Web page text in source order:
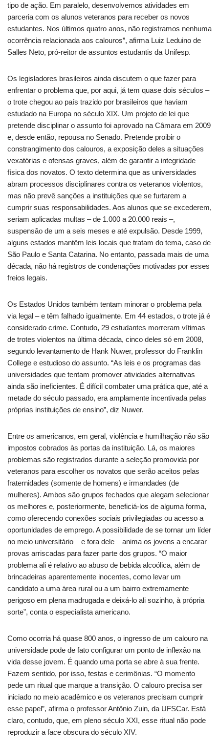
tipo de ação. Em paralelo, desenvolvemos atividades em
parceria com os alunos veteranos para receber os novos
estudantes. Nos últimos quatro anos, não registramos nenhuma
ocorrência relacionada aos calouros”, afirma Luiz Leduino de
Salles Neto, pró-reitor de assuntos estudantis da Unifesp.
Os legisladores brasileiros ainda discutem o que fazer para
enfrentar o problema que, por aqui, já tem quase dois séculos –
o trote chegou ao país trazido por brasileiros que haviam
estudado na Europa no século XIX. Um projeto de lei que
pretende disciplinar o assunto foi aprovado na Câmara em 2009
e, desde então, repousa no Senado. Pretende proibir o
constrangimento dos calouros, a exposição deles a situações
vexatórias e ofensas graves, além de garantir a integridade
física dos novatos. O texto determina que as universidades
abram processos disciplinares contra os veteranos violentos,
mas não prevê sanções a instituições que se furtarem a
cumprir suas responsabilidades. Aos alunos que se excederem,
seriam aplicadas multas – de 1.000 a 20.000 reais –,
suspensão de um a seis meses e até expulsão. Desde 1999,
alguns estados mantêm leis locais que tratam do tema, caso de
São Paulo e Santa Catarina. No entanto, passada mais de uma
década, não há registros de condenações motivadas por esses
freios legais.
Os Estados Unidos também tentam minorar o problema pela
via legal – e têm falhado igualmente. Em 44 estados, o trote já é
considerado crime. Contudo, 29 estudantes morreram vítimas
de trotes violentos na última década, cinco deles só em 2008,
segundo levantamento de Hank Nuwer, professor do Franklin
College e estudioso do assunto. “As leis e os programas das
universidades que tentam promover atividades alternativas
ainda são ineficientes. É difícil combater uma prática que, até a
metade do século passado, era amplamente incentivada pelas
próprias instituições de ensino”, diz Nuwer.
Entre os americanos, em geral, violência e humilhação não são
impostos cobrados às portas da instituição. Lá, os maiores
problemas são registrados durante a seleção promovida por
veteranos para escolher os novatos que serão aceitos pelas
fraternidades (somente de homens) e irmandades (de
mulheres). Ambos são grupos fechados que alegam selecionar
os melhores e, posteriormente, beneficiá-los de alguma forma,
como oferecendo conexões sociais privilegiadas ou acesso a
oportunidades de emprego. A possibilidade de se tornar um líder
no meio universitário – e fora dele – anima os jovens a encarar
provas arriscadas para fazer parte dos grupos. “O maior
problema ali é relativo ao abuso de bebida alcoólica, além de
brincadeiras aparentemente inocentes, como levar um
candidato a uma área rural ou a um bairro extremamente
perigoso em plena madrugada e deixá-lo ali sozinho, à própria
sorte”, conta o especialista americano.
Como ocorria há quase 800 anos, o ingresso de um calouro na
universidade pode de fato configurar um ponto de inflexão na
vida desse jovem. É quando uma porta se abre à sua frente.
Fazem sentido, por isso, festas e cerimônias. “O momento
pede um ritual que marque a transição. O calouro precisa ser
iniciado no meio acadêmico e os veteranos precisam cumprir
esse papel”, afirma o professor Antônio Zuin, da UFSCar. Está
claro, contudo, que, em pleno século XXI, esse ritual não pode
reproduzir a face obscura do século XIV.